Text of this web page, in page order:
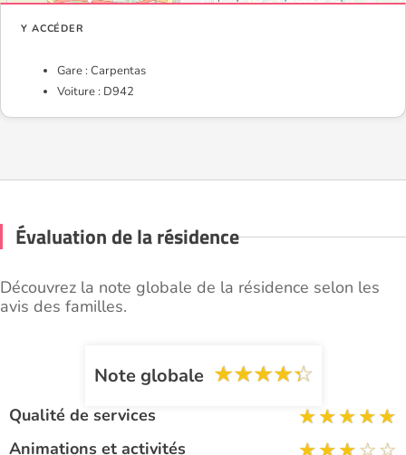
Y ACCÉDER
Gare : Carpentas
Voiture : D942
Évaluation de la résidence
Découvrez la note globale de la résidence selon les
avis des familles.
Note globale
Qualité de services
Animations et activités